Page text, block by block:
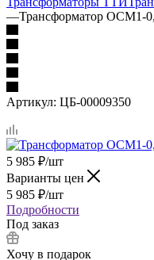
—Трансформатор ОСМ1-
Артикул: ЦБ-00009350
5 985 ₽/шт
Варианты цен
5 985 ₽/шт
Подробности
Под заказ
Хочу в подарок